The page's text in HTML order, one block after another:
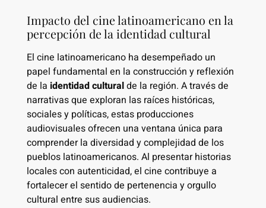
Impacto del cine latinoamericano en la
percepción de la identidad cultural
El cine latinoamericano ha desempeñado un
papel fundamental en la construcción y reflexión
de la identidad culturalde la región. A través de
narrativas que exploran las raíces históricas,
sociales y políticas, estas producciones
audiovisuales ofrecen una ventana única para
comprender la diversidad y complejidad de los
pueblos latinoamericanos. Al presentar historias
locales con autenticidad, el cine contribuye a
fortalecer el sentido de pertenencia y orgullo
cultural entre sus audiencias.